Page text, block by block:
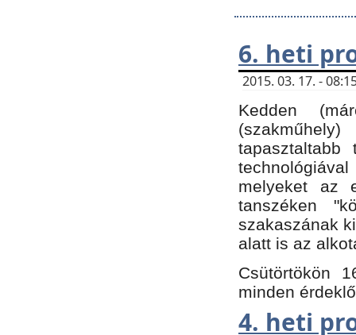
6. heti
2015. 03. 17. -
Kedden
tapasztaltabb
melyeket az
tanszéken
szakaszának
alatt is az
Csütörtökön
minden
4. heti